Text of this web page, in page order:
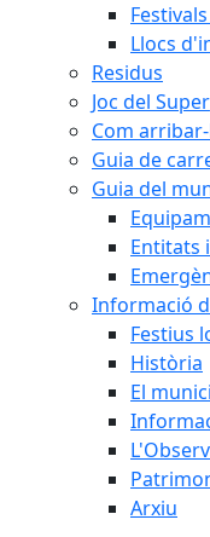
Llocs
Residus
Joc del
Com
Guia de
Guia del
Entitats
Informació
Festius
Història
El
Arxiu